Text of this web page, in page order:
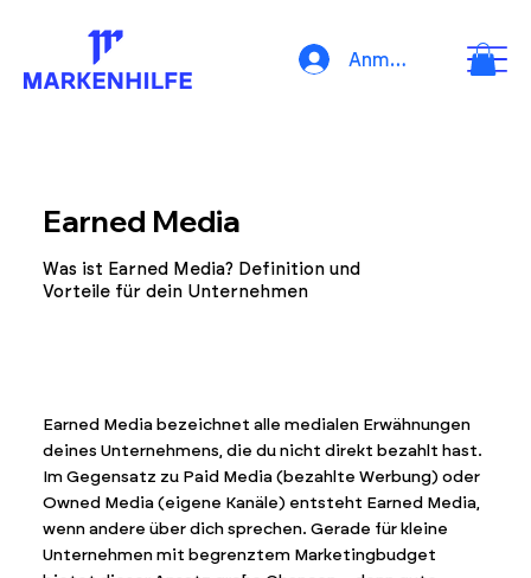
Anmelden
Earned Media
Was ist Earned Media? Definition und
Vorteile für dein Unternehmen
Earned Media bezeichnet alle medialen Erwähnungen
deines Unternehmens, die du nicht direkt bezahlt hast.
Im Gegensatz zu Paid Media (bezahlte Werbung) oder
Owned Media (eigene Kanäle) entsteht Earned Media,
wenn andere über dich sprechen. Gerade für kleine
Unternehmen mit begrenztem Marketingbudget